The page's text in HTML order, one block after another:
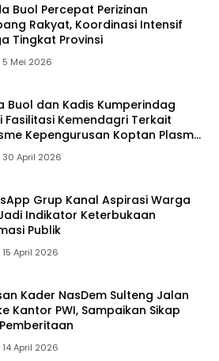
Buol Percepat Perizinan
Rakyat, Koordinasi Intensif
Tingkat Provinsi
5 Mei 2026
Buol dan Kadis Kumperindag
Fasilitasi Kemendagri Terkait
Kepengurusan Koptan Plasma
30 April 2026
Grup Kanal Aspirasi Warga
Indikator Keterbukaan
Publik
15 April 2026
Kader NasDem Sulteng Jalan
Kantor PWI, Sampaikan Sikap
14 April 2026